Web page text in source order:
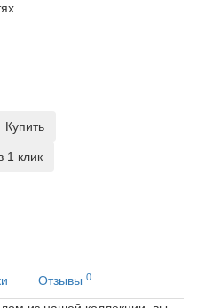
Купить
1 клик
Отзывы 0